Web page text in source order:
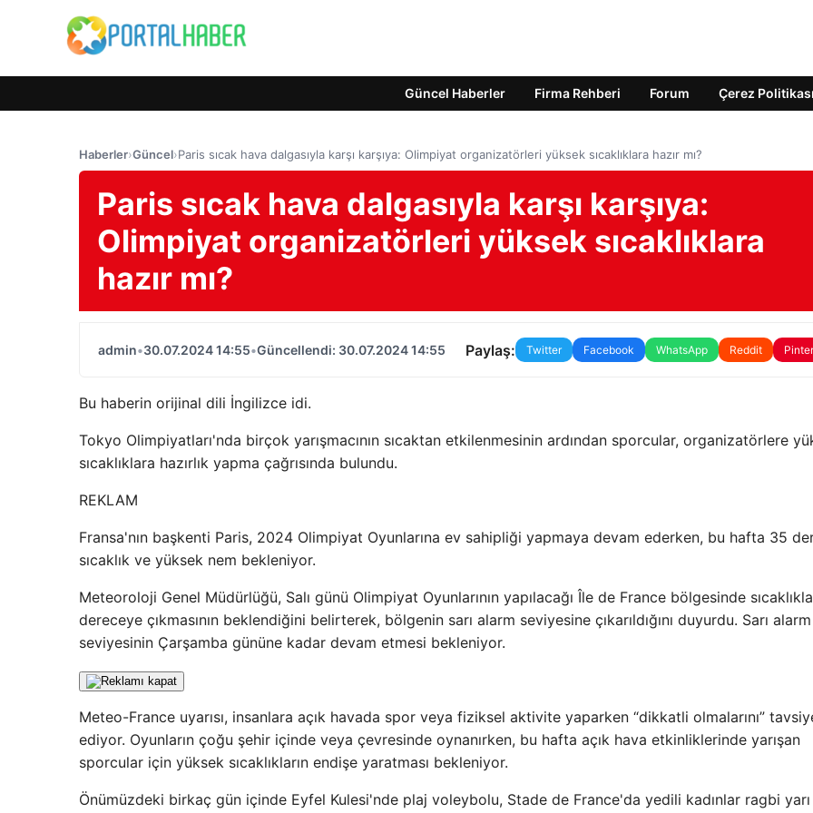
Güncel Haberler Firma Rehberi Forum Çerez Politikası
Haberler›Güncel›Paris sıcak hava dalgasıyla karşı karşıya: Olimpiyat organizatörleri yüksek sıcaklıklara hazır mı?
Paris sıcak hava dalgasıyla karşı karşıya:
Olimpiyat organizatörleri yüksek sıcaklıklara
hazır mı?
admin•30.07.2024 14:55•Güncellendi: 30.07.2024 14:55 Paylaş: Twitter Facebook WhatsApp Reddit
Bu haberin orijinal dili İngilizce idi.
Tokyo Olimpiyatları'nda birçok yarışmacının sıcaktan etkilenmesinin ardından sporcular, organizatörlere
sıcaklıklara hazırlık yapma çağrısında bulundu.
REKLAM
Fransa'nın başkenti Paris, 2024 Olimpiyat Oyunlarına ev sahipliği yapmaya devam ederken, bu hafta 35
sıcaklık ve yüksek nem bekleniyor.
Meteoroloji Genel Müdürlüğü, Salı günü Olimpiyat Oyunlarının yapılacağı Île de France bölgesinde
dereceye çıkmasının beklendiğini belirterek, bölgenin sarı alarm seviyesine çıkarıldığını duyurdu. Sarı alarm
seviyesinin Çarşamba gününe kadar devam etmesi bekleniyor.
Meteo-France uyarısı, insanlara açık havada spor veya fiziksel aktivite yaparken “dikkatli olmalarını”
ediyor. Oyunların çoğu şehir içinde veya çevresinde oynanırken, bu hafta açık hava etkinliklerinde yarışan
sporcular için yüksek sıcaklıkların endişe yaratması bekleniyor.
Önümüzdeki birkaç gün içinde Eyfel Kulesi'nde plaj voleybolu, Stade de France'da yedili kadınlar ragbi